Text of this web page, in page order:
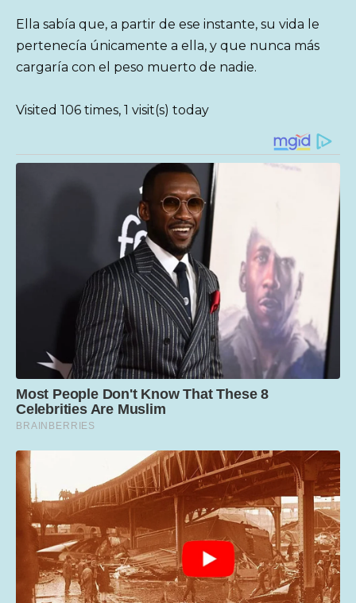
Ella sabía que, a partir de ese instante, su vida le
pertenecía únicamente a ella, y que nunca más
cargaría con el peso muerto de nadie.
Visited 106 times, 1 visit(s) today